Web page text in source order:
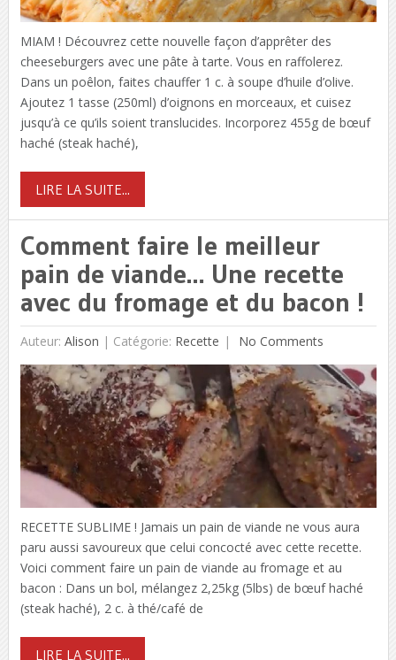
MIAM ! Découvrez cette nouvelle façon d’apprêter des
cheeseburgers avec une pâte à tarte. Vous en raffolerez.
Dans un poêlon, faites chauffer 1 c. à soupe d’huile d’olive.
Ajoutez 1 tasse (250ml) d’oignons en morceaux, et cuisez
jusqu’à ce qu’ils soient translucides. Incorporez 455g de bœuf
haché (steak haché),
LIRE LA SUITE...
Comment faire le meilleur
pain de viande… Une recette
avec du fromage et du bacon !
Auteur: Alison | Catégorie: Recette No Comments
RECETTE SUBLIME ! Jamais un pain de viande ne vous aura
paru aussi savoureux que celui concocté avec cette recette.
Voici comment faire un pain de viande au fromage et au
bacon : Dans un bol, mélangez 2,25kg (5lbs) de bœuf haché
(steak haché), 2 c. à thé/café de
LIRE LA SUITE...